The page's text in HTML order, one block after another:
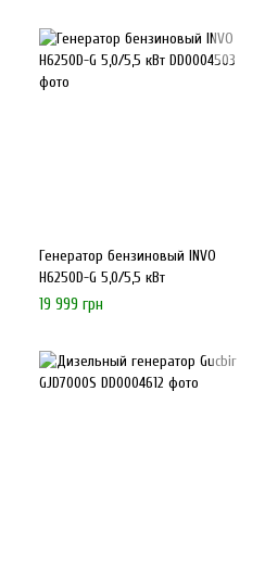
Генератор бензиновый INVO
H6250D-G 5,0/5,5 кВт
19 999 грн